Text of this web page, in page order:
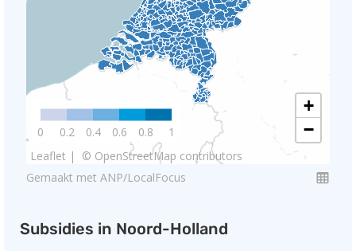
Subsidies in Noord-Holland